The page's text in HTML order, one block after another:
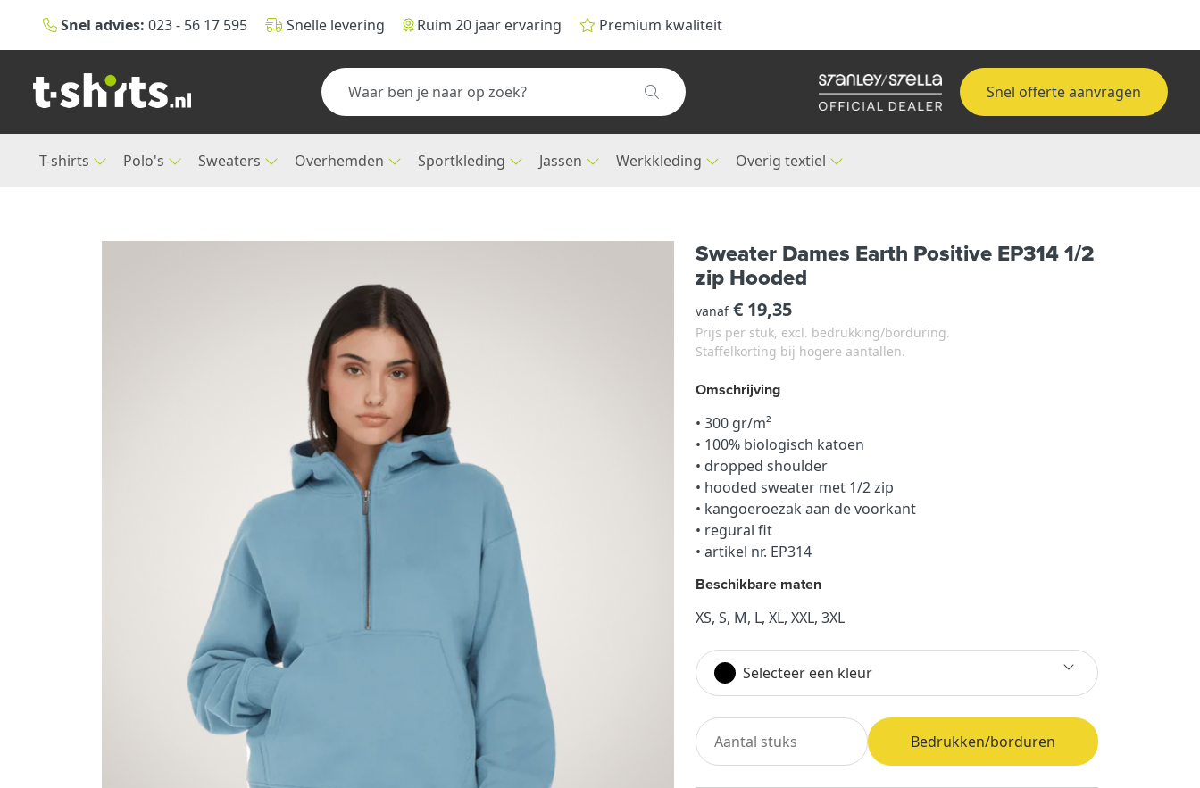
Snel advies: 023 - 56 17 595 Snelle levering Ruim 20 jaar ervaring Premium kwaliteit
Snel offerte aanvragen
T-shirts Polo's Sweaters Overhemden Sportkleding Jassen Werkkleding Overig textiel
Sweater Dames Earth Positive EP314 1/2
zip Hooded
vanaf€ 19,35
Prijs per stuk, excl. bedrukking/borduring.
Staffelkorting bij hogere aantallen.
Omschrijving
• 300 gr/m²
• 100% biologisch katoen
• dropped shoulder
• hooded sweater met 1/2 zip
• kangoeroezak aan de voorkant
• regural fit
• artikel nr. EP314
Beschikbare maten
XS, S, M, L, XL, XXL, 3XL
Selecteer een kleur
Bedrukken/borduren